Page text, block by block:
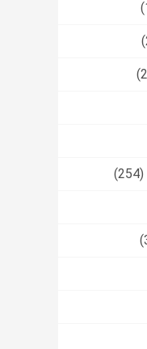
(254)